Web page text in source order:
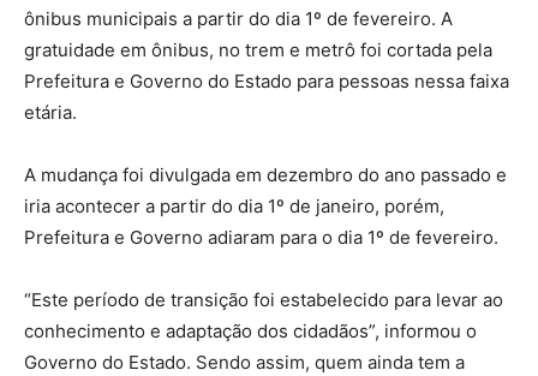
ônibus municipais a partir do dia 1º de fevereiro. A
gratuidade em ônibus, no trem e metrô foi cortada pela
Prefeitura e Governo do Estado para pessoas nessa faixa
etária.
A mudança foi divulgada em dezembro do ano passado e
iria acontecer a partir do dia 1º de janeiro, porém,
Prefeitura e Governo adiaram para o dia 1º de fevereiro.
“Este período de transição foi estabelecido para levar ao
conhecimento e adaptação dos cidadãos”, informou o
Governo do Estado. Sendo assim, quem ainda tem a